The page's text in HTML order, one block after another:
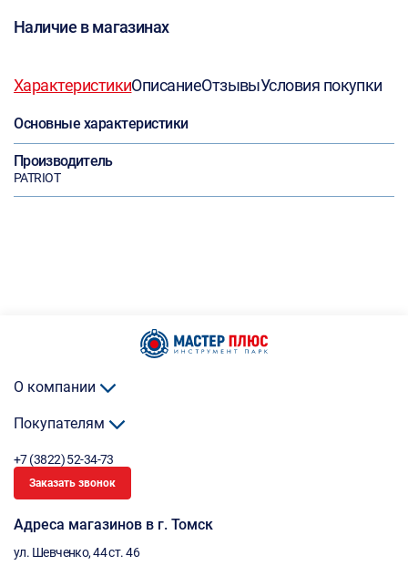
Наличие в магазинах
ХарактеристикиОписаниеОтзывыУсловия покупки
Основные характеристики
Производитель
PATRIOT
О компании
Покупателям
+7 (3822) 52-34-73
Заказать звонок
Адреса магазинов в г. Томск
ул. Шевченко, 44 ст. 46